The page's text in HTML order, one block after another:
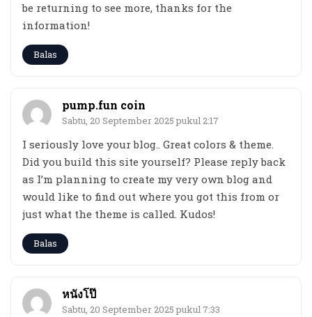
be returning to see more, thanks for the
information!
Balas
pump.fun coin
Sabtu, 20 September 2025 pukul 2:17
I seriously love your blog.. Great colors & theme.
Did you build this site yourself? Please reply back
as I’m planning to create my very own blog and
would like to find out where you got this from or
just what the theme is called. Kudos!
Balas
หนังโป๊
Sabtu, 20 September 2025 pukul 7:33